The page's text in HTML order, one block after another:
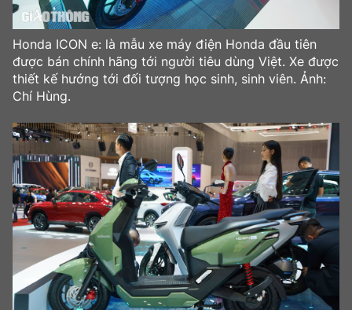
Tư vấn
Xe máy
Cơ quan chủ quản: Bộ Xây dựng
Tổng biên tập:Nguyễn Thị Hồng Nga
Trưởng ban Ô tô - Xe máy: Nguyễn Tiến Mạnh
Giấy phép số: 03/GP-BC, cấp ngày 22/4/2025
Chuyên trang của Báo Xây dựng
Tòa soạn: Số 2 Nguyễn Công Hoan, phường Giảng Võ,
Hà Nội.
Hotline: 0967 376 459;
Honda ICON e: là mẫu xe máy điện Honda đầu tiên
được bán chính hãng tới người tiêu dùng Việt. Xe được
thiết kế hướng tới đối tượng học sinh, sinh viên. Ảnh:
Chí Hùng.